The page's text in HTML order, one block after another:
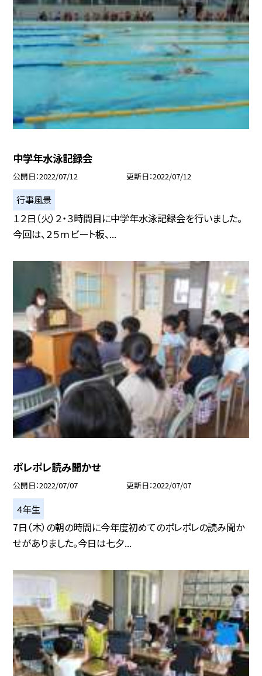
中学年水泳記録会
公開日 2022/07/12 更新日 2022/07/12
行事風景
１２日（火）２・３時間目に中学年水泳記録会を行いました。
今回は、２５ｍビート板、...
ポレポレ読み聞かせ
公開日 2022/07/07 更新日 2022/07/07
４年生
7日（木）の朝の時間に今年度初めてのポレポレの読み聞か
せがありました。今日は七夕...